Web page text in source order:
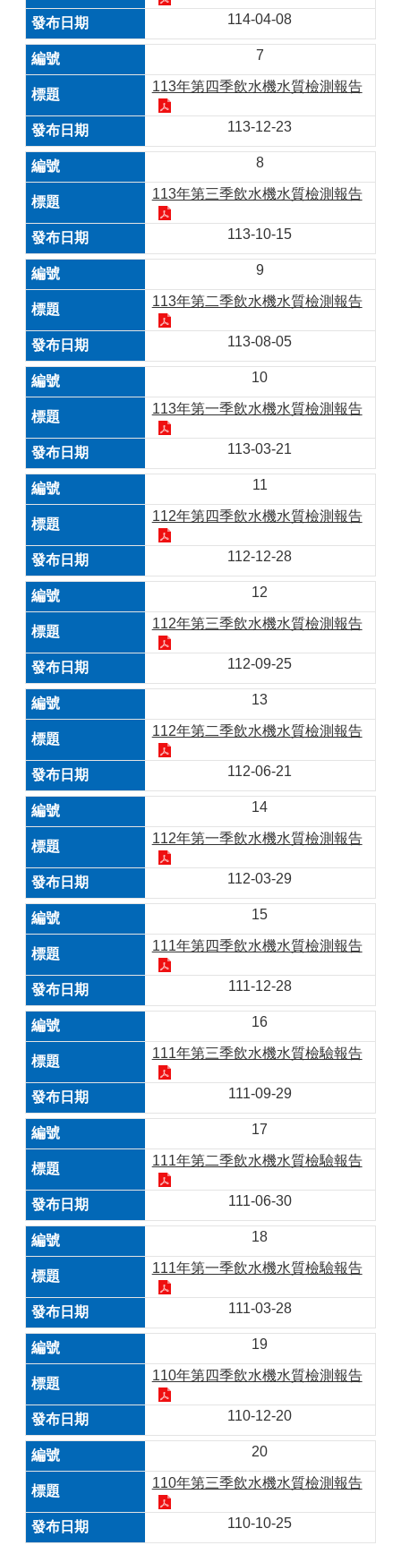
114-04-08
7
113年第四季飲水機水質檢測報告
113-12-23
8
113年第三季飲水機水質檢測報告
113-10-15
9
113年第二季飲水機水質檢測報告
113-08-05
10
113年第一季飲水機水質檢測報告
113-03-21
11
112年第四季飲水機水質檢測報告
112-12-28
12
112年第三季飲水機水質檢測報告
112-09-25
13
112年第二季飲水機水質檢測報告
112-06-21
14
112年第一季飲水機水質檢測報告
112-03-29
15
111年第四季飲水機水質檢測報告
111-12-28
16
111年第三季飲水機水質檢驗報告
111-09-29
17
111年第二季飲水機水質檢驗報告
111-06-30
18
111年第一季飲水機水質檢驗報告
111-03-28
19
110年第四季飲水機水質檢測報告
110-12-20
20
110年第三季飲水機水質檢測報告
110-10-25